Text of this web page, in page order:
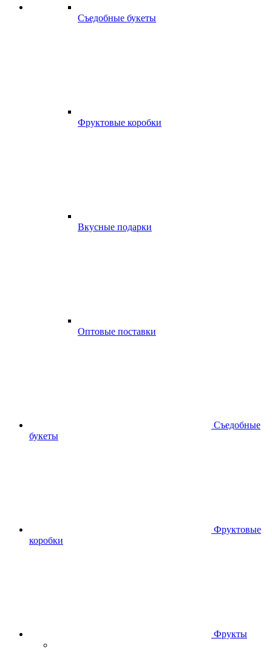
Съедобные букеты
Фруктовые коробки
Вкусные подарки
Оптовые поставки
Съедобные
букеты
Фруктовые
коробки
Фрукты